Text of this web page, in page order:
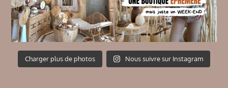
Charger plus de photos Nous suivre sur Instagram